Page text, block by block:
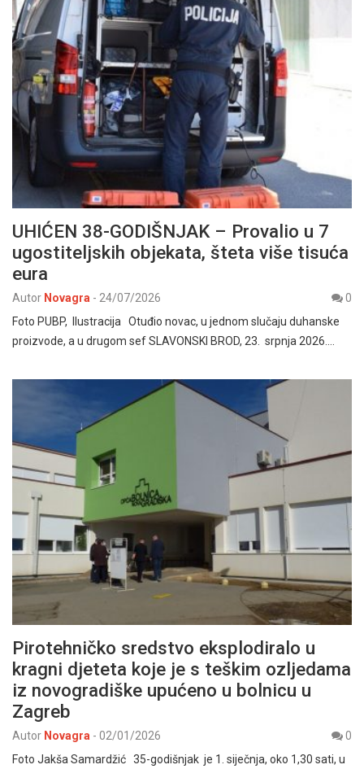
UHIĆEN 38-GODIŠNJAK – Provalio u 7
ugostiteljskih objekata, šteta više tisuća
eura
Autor Novagra - 24/07/2026
0
Foto PUBP, Ilustracija Otuđio novac, u jednom slučaju duhanske
proizvode, a u drugom sef SLAVONSKI BROD, 23. srpnja 2026.…
Pirotehničko sredstvo eksplodiralo u
kragni djeteta koje je s teškim ozljedama
iz novogradiške upućeno u bolnicu u
Zagreb
Autor Novagra - 02/01/2026
0
Foto Jakša Samardžić 35-godišnjak je 1. siječnja, oko 1,30 sati, u